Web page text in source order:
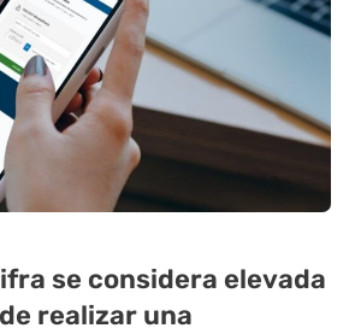
se considera elevada
realizar una